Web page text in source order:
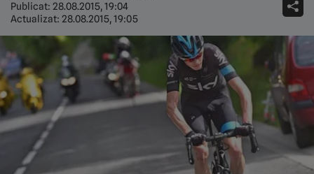
Publicat: 28.08.2015, 19:04
Actualizat: 28.08.2015, 19:05